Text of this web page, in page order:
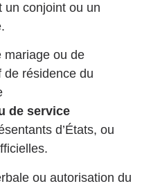
un conjoint ou un
mariage ou de
de résidence du
de service
d’États, ou
ou autorisation du